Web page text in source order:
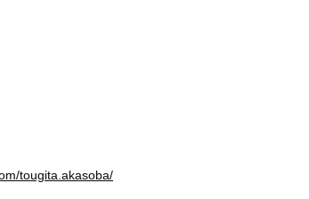
tougita.akasoba/